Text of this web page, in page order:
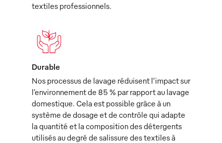
textiles professionnels.
Durable
Nos processus de lavage réduisent l’impact sur
l’environnement de 85 % par rapport au lavage
domestique. Cela est possible grâce à un
système de dosage et de contrôle qui adapte
la quantité et la composition des détergents
utilisés au degré de salissure des textiles à